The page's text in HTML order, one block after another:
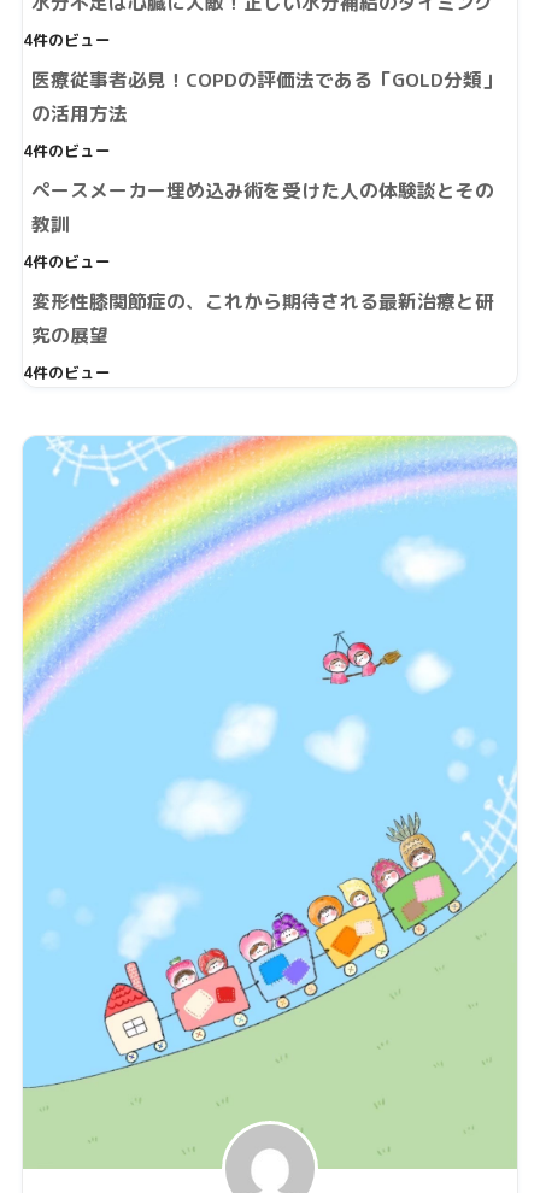
4件のビュー
医療従事者必見！COPDの評価法である「GOLD分類」
の活用方法
4件のビュー
ペースメーカー埋め込み術を受けた人の体験談とその
教訓
4件のビュー
変形性膝関節症の、これから期待される最新治療と研
究の展望
4件のビュー